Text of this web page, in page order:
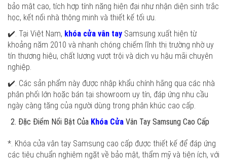
bảo mật cao, tích hợp tính năng hiện đại như nhận diện sinh trắc
học, kết nối nhà thông minh và thiết kế tối ưu.
✔️. Tại Việt Nam, khóa cửa vân tay Samsung xuất hiện từ
khoảng năm 2010 và nhanh chóng chiếm lĩnh thị trường nhờ uy
tín thương hiệu, chất lượng vượt trội và dịch vụ hậu mãi chuyên
nghiệp.
✔️. Các sản phẩm này được nhập khẩu chính hãng qua các nhà
phân phối lớn hoặc bán tại showroom uy tín, đáp ứng nhu cầu
ngày càng tăng của người dùng trong phân khúc cao cấp.
Đặc Điểm Nổi Bật Của Khóa CửaVân Tay Samsung Cao Cấp
*. Khóa cửa vân tay Samsung cao cấp được thiết kế để đáp ứng
các tiêu chuẩn nghiêm ngặt về bảo mật, thẩm mỹ và tiện ích, với